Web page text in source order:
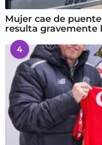
Mujer cae de
resulta gravemente
4